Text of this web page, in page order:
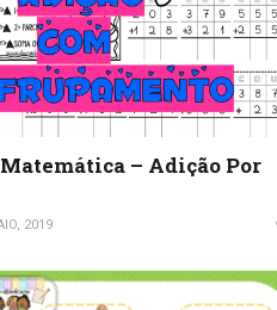
– Adição Por
2019